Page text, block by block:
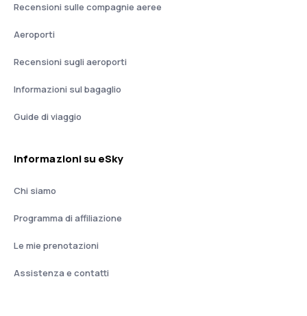
Recensioni sulle compagnie aeree
Aeroporti
Recensioni sugli aeroporti
Informazioni sul bagaglio
Guide di viaggio
Informazioni su eSky
Chi siamo
Programma di affiliazione
Le mie prenotazioni
Assistenza e contatti